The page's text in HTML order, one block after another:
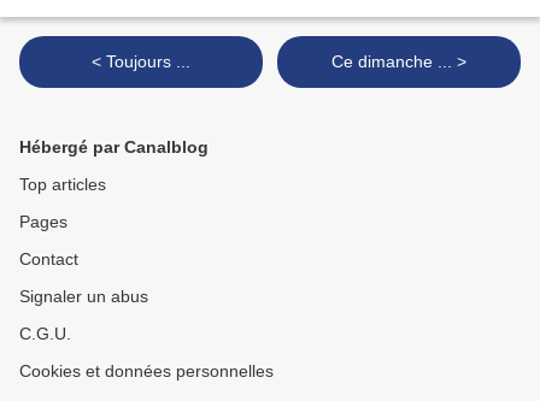
< Toujours ... Ce dimanche ... >
Hébergé par Canalblog
Top articles
Pages
Contact
Signaler un abus
C.G.U.
Cookies et données personnelles